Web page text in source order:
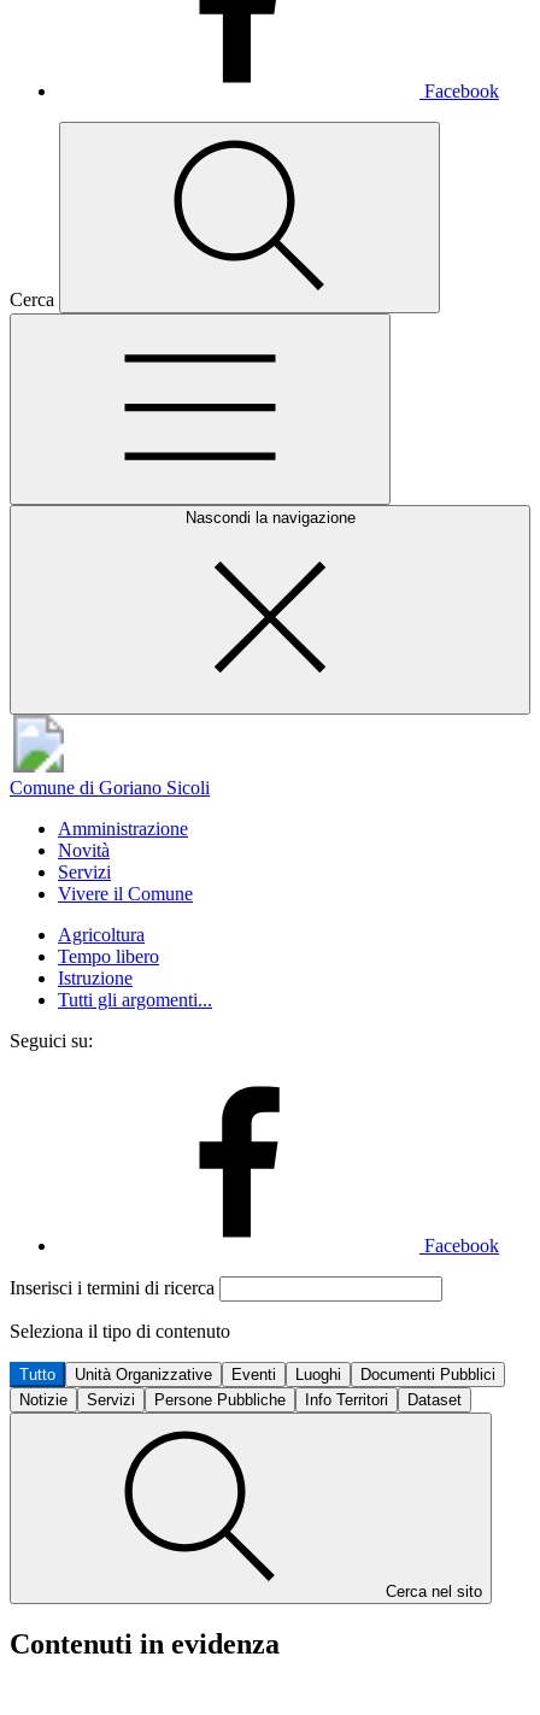
Facebook
Cerca
Nascondi la navigazione
Comune di Goriano Sicoli
Amministrazione
Novità
Servizi
Vivere il Comune
Agricoltura
Tempo libero
Istruzione
Tutti gli argomenti...
Seguici su:
Facebook
Inserisci i termini di ricerca
Seleziona il tipo di contenuto
Tutto Unità Organizzative Eventi Luoghi
Documenti Pubblici
Notizie
Servizi Persone Pubbliche Info Territori Dataset
Cerca nel sito
Contenuti in evidenza